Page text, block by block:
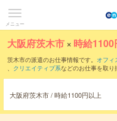
メニュー
大阪府茨木市 × 時給
茨木市の派遣のお仕事情報です。 オフィ
、 クリエイティブ系などのお仕事を取り
時給1200円以上 ・1800円以上の求人は
当サイトでは法令を遵守し、最低賃金
大阪府茨木市 / 時給1100円以上